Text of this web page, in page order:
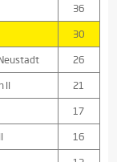
36
30
26
II
21
17
16